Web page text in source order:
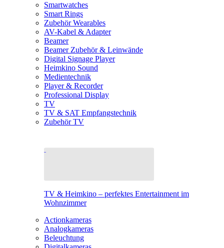
Smartwatches
Smart Rings
Zubehör Wearables
AV-Kabel & Adapter
Beamer
Beamer Zubehör & Leinwände
Digital Signage Player
Heimkino Sound
Medientechnik
Player & Recorder
Professional Display
TV
TV & SAT Empfangstechnik
Zubehör TV
TV & Heimkino – perfektes Entertainment im
Wohnzimmer
Actionkameras
Analogkameras
Beleuchtung